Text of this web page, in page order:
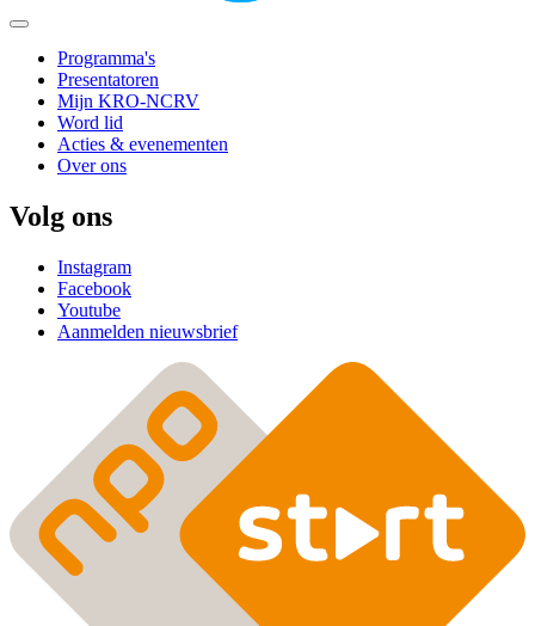
Programma's
Presentatoren
Mijn KRO-NCRV
Word lid
Acties & evenementen
Over ons
Volg ons
Instagram
Facebook
Youtube
Aanmelden nieuwsbrief